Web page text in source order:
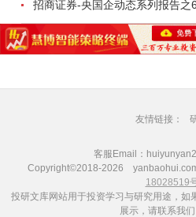
友情链接：
客服Email：
Copyright©2018-2026
18028519
投研文库网站用于投资学习与研究用途，如
展示，请联系我们